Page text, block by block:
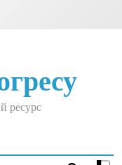
ресурс